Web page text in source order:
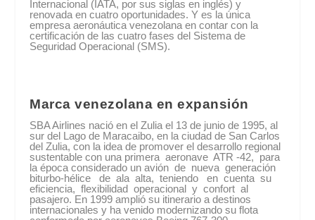
Internacional (IATA, por sus siglas en inglés) y
renovada en cuatro oportunidades. Y es la única
empresa aeronáutica venezolana en contar con la
certificación de las cuatro fases del Sistema de
Seguridad Operacional (SMS).
Marca venezolana en expansión
SBA Airlines nació en el Zulia el 13 de junio de 1995, al
sur del Lago de Maracaibo, en la ciudad de San Carlos
del Zulia, con la idea de promover el desarrollo regional
sustentable con una primera aeronave ATR -42, para
la época considerado un avión de nueva generación
biturbo-hélice de ala alta, teniendo en cuenta su
eficiencia, flexibilidad operacional y confort al
pasajero. En 1999 amplió su itinerario a destinos
internacionales y ha venido modernizando su flota